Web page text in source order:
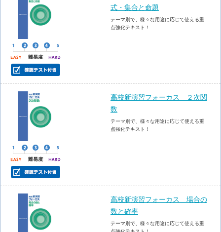
式・集合と命題
テーマ別で、様々な用途に応じて使える重
点強化テキスト！
高校新演習フォーカス ２次関
数
テーマ別で、様々な用途に応じて使える重
点強化テキスト！
高校新演習フォーカス 場合の
数と確率
テーマ別で、様々な用途に応じて使える重